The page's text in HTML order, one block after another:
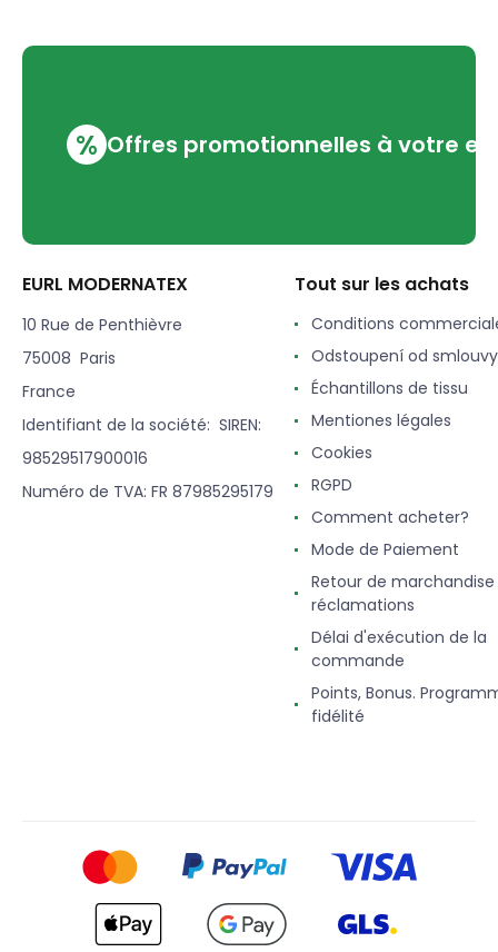
% Offres promotionnelles à votre
EURL MODERNATEX
10 Rue de Penthièvre
75008 Paris
France
Identifiant de la société: SIREN:
98529517900016
Numéro de TVA: FR 87985295179
Tout sur les achats
Conditions
Odstoupení od smlouvy
Échantillons de tissu
Mentiones légales
Cookies
RGPD
Comment acheter?
Mode de Paiement
Retour de
réclamations
Délai d'exécution de la
commande
Points, Bonus.
fidélité